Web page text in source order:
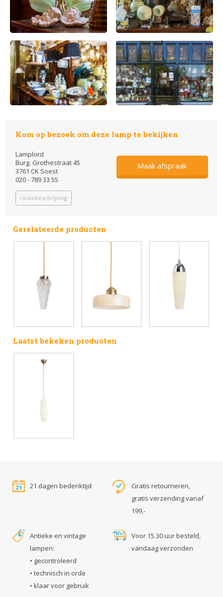
Kom op bezoek om deze lamp te bekijken
Lamplord
Burg. Grothestraat 45
3761 CK Soest
020 - 789 33 55
routebeschrijving
Maak afspraak
Gerelateerde producten
Laatst bekeken producten
21 dagen bedenktijd
Gratis retourneren,
gratis verzending vanaf
199,-
Antieke en vintage
lampen:
• gecontroleerd
• technisch in orde
• klaar voor gebruik
Voor 15.30 uur besteld,
vandaag verzonden